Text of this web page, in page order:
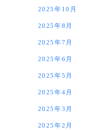
2025年10月
2025年8月
2025年7月
2025年6月
2025年5月
2025年4月
2025年3月
2025年2月